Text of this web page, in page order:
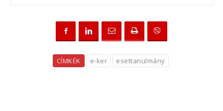
CÍMKÉK e-ker esettanulmány